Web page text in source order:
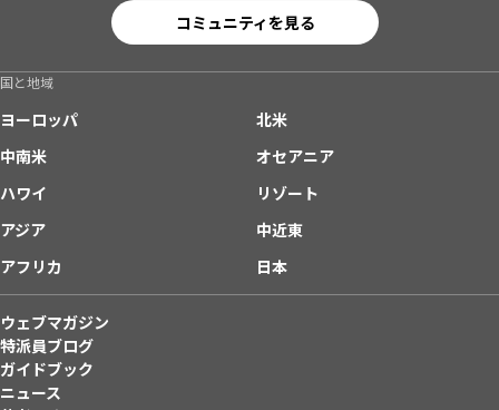
コミュニティを見る
国と地域
ヨーロッパ
北米
中南米
オセアニア
ハワイ
リゾート
アジア
中近東
アフリカ
日本
ウェブマガジン
特派員ブログ
ガイドブック
ニュース